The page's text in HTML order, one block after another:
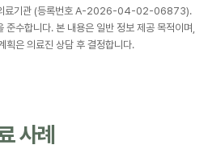
의료기관 (등록번호 A-2026-04-02-06873).
준수합니다. 본 내용은 일반 정보 제공 목적이며,
획은 의료진 상담 후 결정합니다.
사례